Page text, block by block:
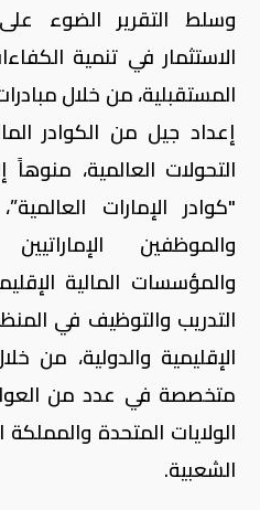
وسلط التقرير الضوء
الاستثمار في تنمية
المستقبلية، من خلال
إعداد جيل من الكوادر
التحولات العالمية، منوهاً
"كوادر الإمارات
والموظفين
والمؤسسات المالية
التدريب والتوظيف في
الإقليمية والدولية، من
متخصصة في عدد من
الولايات المتحدة
الشعبية.